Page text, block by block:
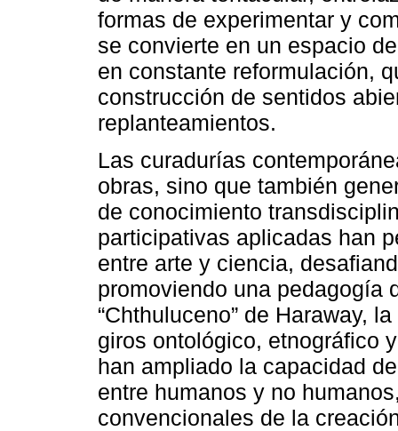
formas de experimentar y
se convierte en un espacio
en constante reformulación,
construcción de sentidos
replanteamientos.
Las curadurías
obras, sino que también
de conocimiento
participativas aplicadas han
entre arte y ciencia,
promoviendo una pedagogía
“Chthuluceno” de Haraway,
giros ontológico, etnográfico
han ampliado la capacidad
entre humanos y no
convencionales de la